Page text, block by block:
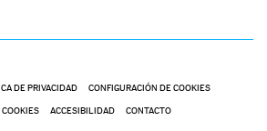
DE PRIVACIDAD CONFIGURACIÓN DE COOKIES
ACCESIBILIDAD CONTACTO